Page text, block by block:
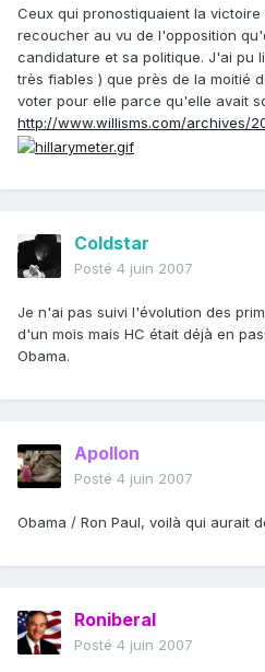
Ceux qui pronostiquaient la
recoucher au vu de l'opposition
candidature et sa politique. J'ai pu
très fiables ) que près de la moitié
voter pour elle parce qu'elle avait
http://www.willisms.com/archives/
Coldstar
Posté 4 juin 2007
Je n'ai pas suivi l'évolution des
d'un mois mais HC était déjà en
Obama.
Apollon
Posté 4 juin 2007
Obama / Ron Paul, voilà qui aurait
Roniberal
Posté 4 juin 2007